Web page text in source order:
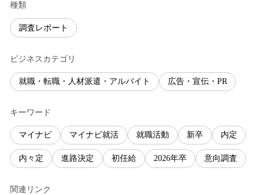
種類
調査レポート
ビジネスカテゴリ
就職・転職・人材派遣・アルバイト 広告・宣伝・PR
キーワード
マイナビ マイナビ就活 就職活動 新卒 内定
内々定 進路決定 初任給 2026年卒 意向調査
関連リンク